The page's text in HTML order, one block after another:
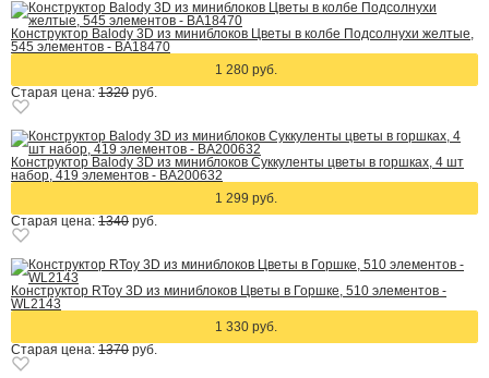
Конструктор Balody 3D из миниблоков Цветы в колбе Подсолнухи желтые,
545 элементов - BA18470
1 280 руб.
Старая цена: 1320 руб.
Конструктор Balody 3D из миниблоков Суккуленты цветы в горшках, 4 шт
набор, 419 элементов - BA200632
1 299 руб.
Старая цена: 1340 руб.
Конструктор RToy 3D из миниблоков Цветы в Горшке, 510 элементов -
WL2143
1 330 руб.
Старая цена: 1370 руб.